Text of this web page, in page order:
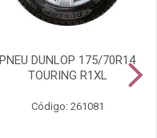
PNEU DUNLOP 175/70R14
TOURING R1XL
Código: 261081